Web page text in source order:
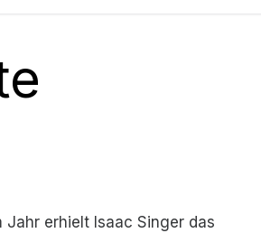
Jahr erhielt Isaac Singer das